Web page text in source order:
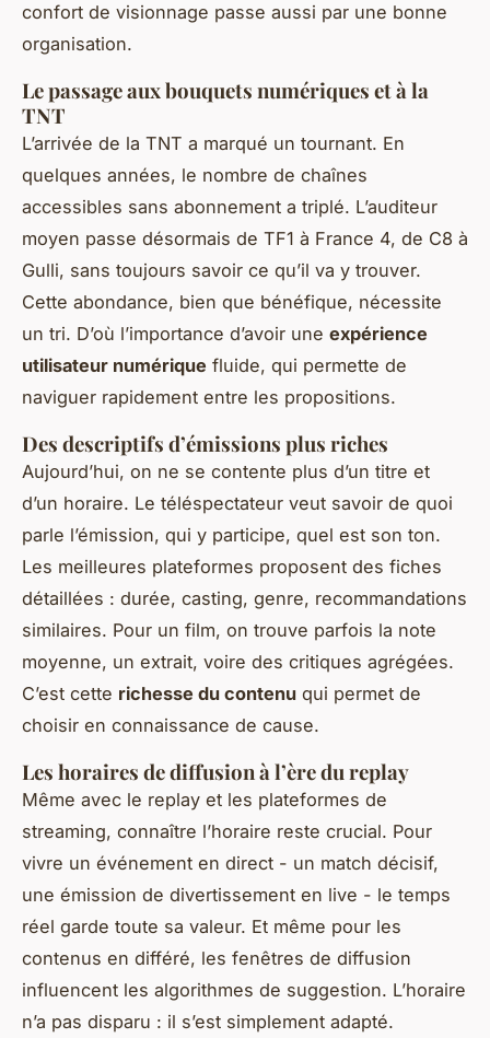
confort de visionnage passe aussi par une bonne
organisation.
Le passage aux bouquets numériques et à la
TNT
L’arrivée de la TNT a marqué un tournant. En
quelques années, le nombre de chaînes
accessibles sans abonnement a triplé. L’auditeur
moyen passe désormais de TF1 à France 4, de C8 à
Gulli, sans toujours savoir ce qu’il va y trouver.
Cette abondance, bien que bénéfique, nécessite
un tri. D’où l’importance d’avoir une expérience
utilisateur numérique fluide, qui permette de
naviguer rapidement entre les propositions.
Des descriptifs d’émissions plus riches
Aujourd’hui, on ne se contente plus d’un titre et
d’un horaire. Le téléspectateur veut savoir de quoi
parle l’émission, qui y participe, quel est son ton.
Les meilleures plateformes proposent des fiches
détaillées : durée, casting, genre, recommandations
similaires. Pour un film, on trouve parfois la note
moyenne, un extrait, voire des critiques agrégées.
C’est cette richesse du contenu qui permet de
choisir en connaissance de cause.
Les horaires de diffusion à l’ère du replay
Même avec le replay et les plateformes de
streaming, connaître l’horaire reste crucial. Pour
vivre un événement en direct - un match décisif,
une émission de divertissement en live - le temps
réel garde toute sa valeur. Et même pour les
contenus en différé, les fenêtres de diffusion
influencent les algorithmes de suggestion. L’horaire
n’a pas disparu : il s’est simplement adapté.